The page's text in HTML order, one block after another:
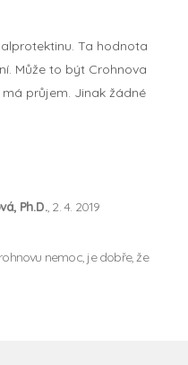
Ta hodnota
Může to být Crohnova
průjem. Jinak žádné
Ph.D., 2. 4. 2019
nemoc, je dobře, že